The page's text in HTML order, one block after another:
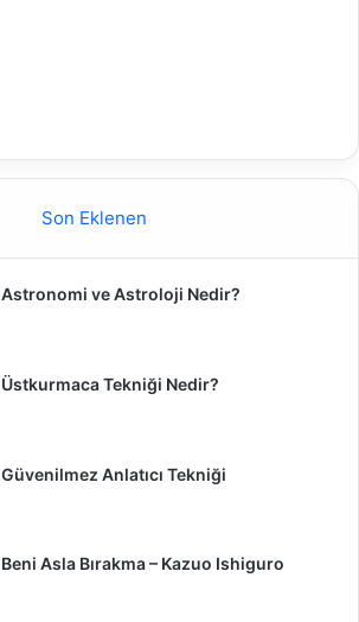
Son Eklenen
Astronomi ve Astroloji Nedir?
Üstkurmaca Tekniği Nedir?
Güvenilmez Anlatıcı Tekniği
Beni Asla Bırakma – Kazuo Ishiguro